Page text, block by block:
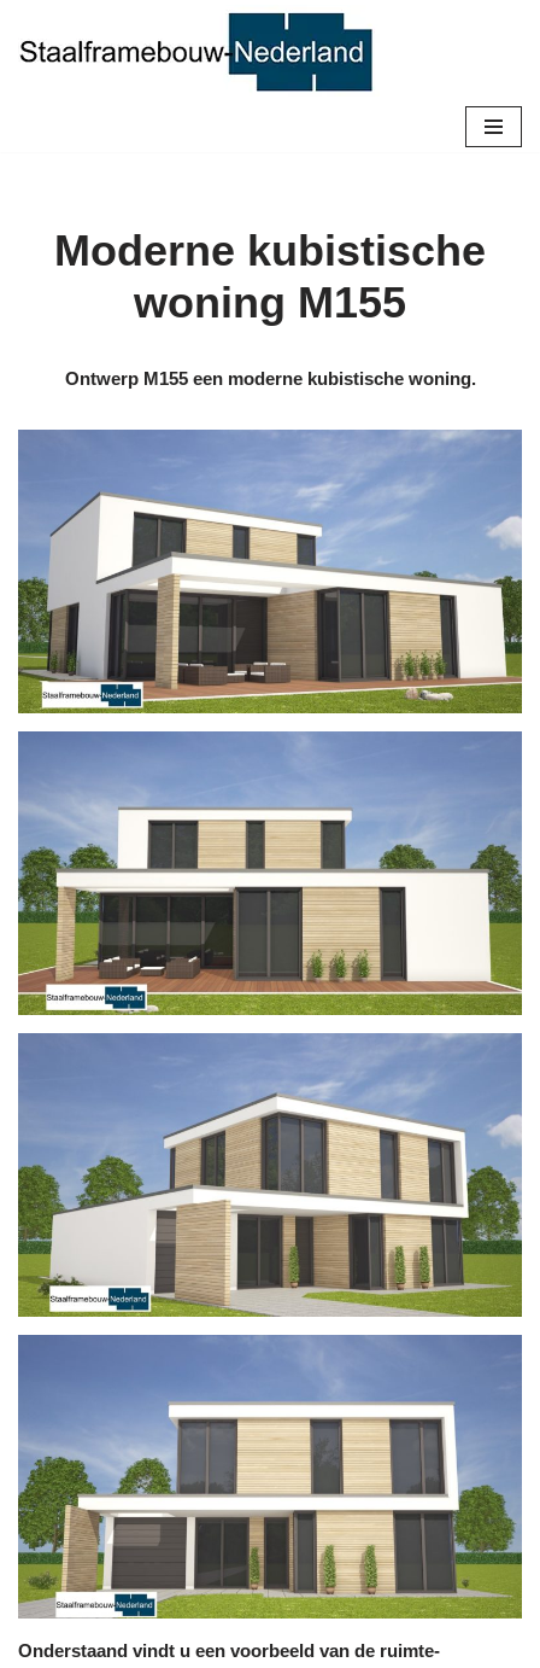
Ga
Moderne kubistische
woning M155
Ontwerp M155 een moderne kubistische woning.
Onderstaand vindt u een voorbeeld van de ruimte-